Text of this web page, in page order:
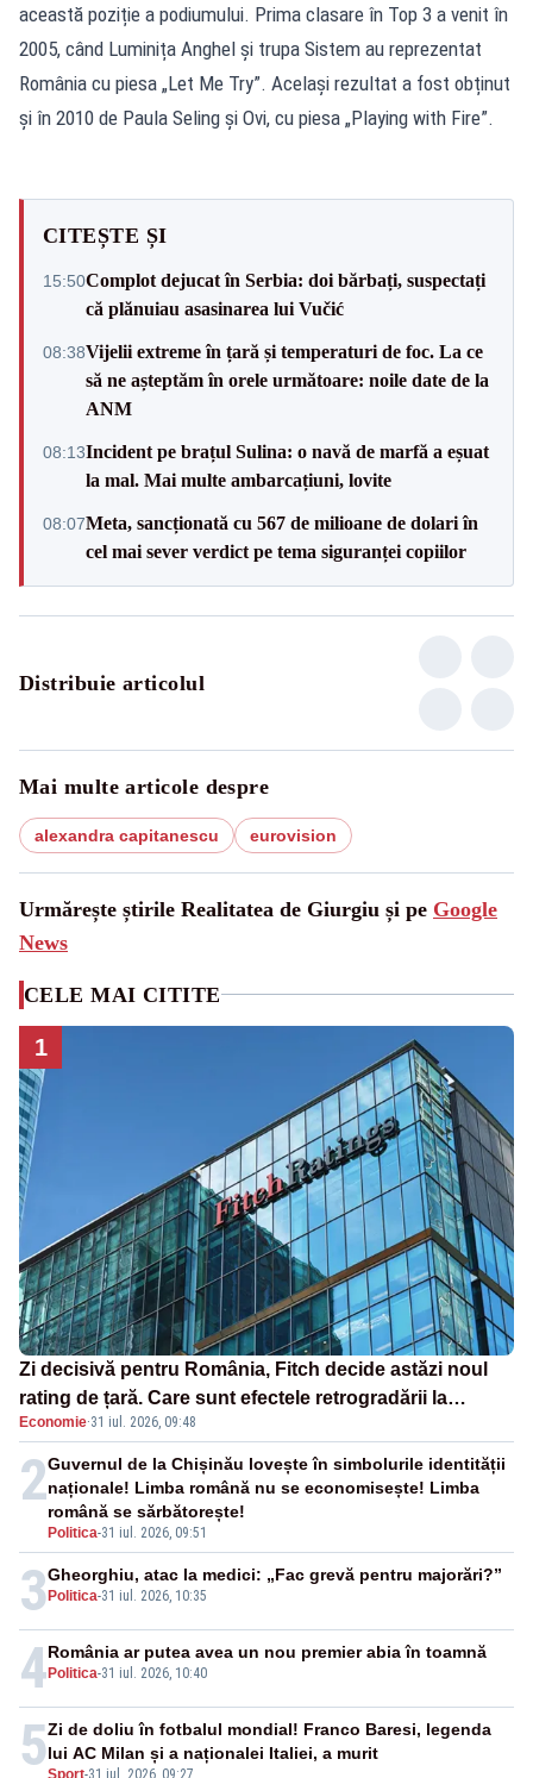
această poziție a podiumului. Prima clasare în Top 3 a venit în
2005, când Luminița Anghel și trupa Sistem au reprezentat
România cu piesa „Let Me Try”. Același rezultat a fost obținut
și în 2010 de Paula Seling și Ovi, cu piesa „Playing with Fire”.
CITEȘTE ȘI
15:50Complot dejucat în Serbia: doi bărbați, suspectați
că plănuiau asasinarea lui Vučić
08:38Vijelii extreme în țară și temperaturi de foc. La ce
să ne așteptăm în orele următoare: noile date de la
ANM
08:13Incident pe brațul Sulina: o navă de marfă a eșuat
la mal. Mai multe ambarcațiuni, lovite
08:07Meta, sancționată cu 567 de milioane de dolari în
cel mai sever verdict pe tema siguranței copiilor
Distribuie articolul
Mai multe articole despre
alexandra capitanescu eurovision
Urmărește știrile Realitatea de Giurgiu și pe Google
News
CELE MAI CITITE
1
Zi decisivă pentru România, Fitch decide astăzi noul
rating de țară. Care sunt efectele retrogradării la
categoria „junk”
Economie·31 iul. 2026, 09:48
2
Politica-31 iul. 2026, 09:51
Guvernul de la Chișinău lovește în simbolurile identității
naționale! Limba română nu se economisește! Limba
română se sărbătorește!
3 Politica-31 iul. 2026, 10:35
Gheorghiu, atac la medici: „Fac grevă pentru majorări?”
4 Politica-31 iul. 2026, 10:40
România ar putea avea un nou premier abia în toamnă
5Sport-31 iul. 2026, 09:27
Zi de doliu în fotbalul mondial! Franco Baresi, legenda
lui AC Milan și a naționalei Italiei, a murit